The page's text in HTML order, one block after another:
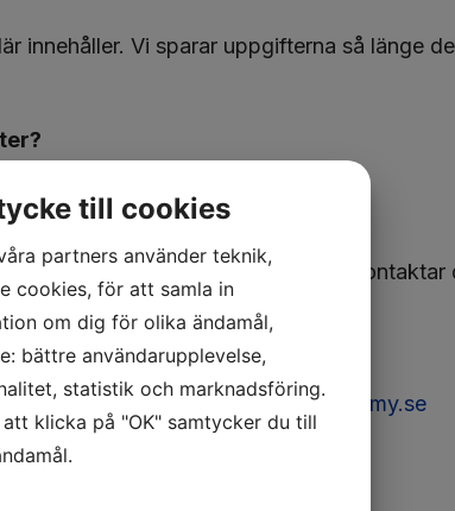
innehåller. Vi sparar uppgifterna så länge
en affärsrelation.
om dig. För att göra detta
dina personuppgifter när som helst.
webbplats,www.imy.se
till cookies
partners använder teknik,
cookies, för att samla in
om dig för olika ändamål,
bättre användarupplevelse,
statistik och marknadsföring.
att klicka på "OK" samtycker du till